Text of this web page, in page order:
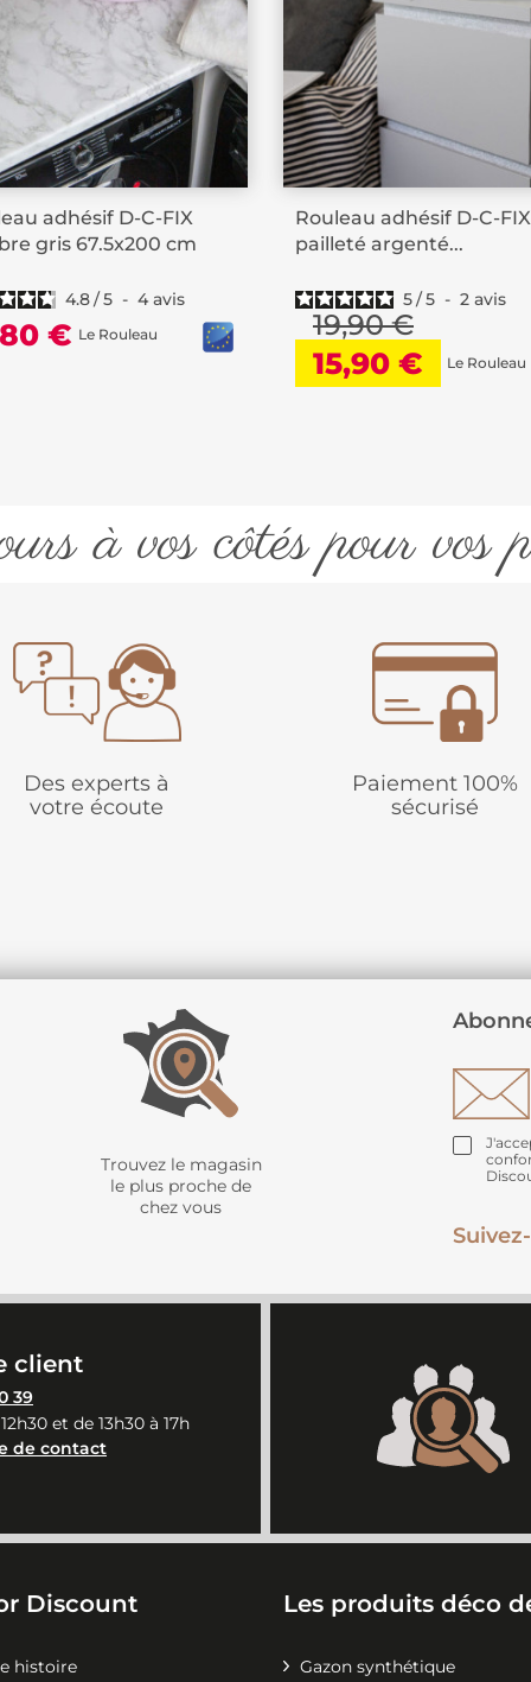
adhésif D-C-FIX
gris 67.5x200 cm
4.8/5 - 4 avis
€ Le Rouleau
Rouleau adhésif D-C-FIX
pailleté argenté...
5/5 - 2 avis
19,90 €
15,90 € Le Rouleau
à vos côtés pour vos
Des experts à
votre écoute
Paiement 100%
sécurisé
Trouvez le magasin
le plus proche de
chez vous
client
39
et de 13h30 à 17h
de contact
Discount
histoire
Les produits déco
Gazon synthétique